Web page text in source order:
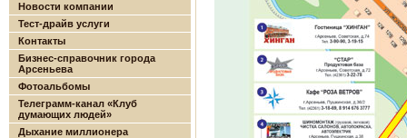
Новости компании
Тест-драйв услуги
Контакты
Бизнес-справочник города
Арсеньева
Фотоальбомы
Телеграмм-канал «Клуб
думающих людей»
Дыхание миллионера